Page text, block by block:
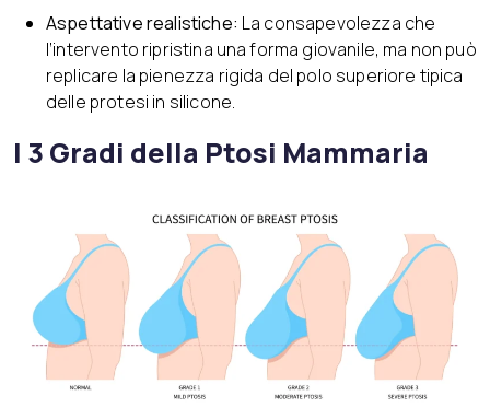
Aspettative realistiche: La consapevolezza che
l’intervento ripristina una forma giovanile, ma non può
replicare la pienezza rigida del polo superiore tipica
delle protesi in silicone.
I 3 Gradi della Ptosi Mammaria